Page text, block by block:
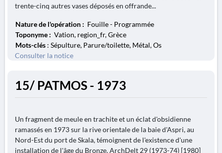
trente-cinq autres vases déposés en offrande...
Nature de l'opération : Fouille - Programmée
Toponyme : Vation, region_fr, Grèce
Mots-clés : Sépulture, Parure/toilette, Métal, Os
Consulter la notice
15/ PATMOS - 1973
Un fragment de meule en trachite et un éclat d'obsidienne
ramassés en 1973 sur la rive orientale de la baie d'Aspri, au
Nord-Est du port de Skala, témoignent de l'existence d'une
installation de l'âge du Bronze. ArchDelt 29 (1973-74) [1980]